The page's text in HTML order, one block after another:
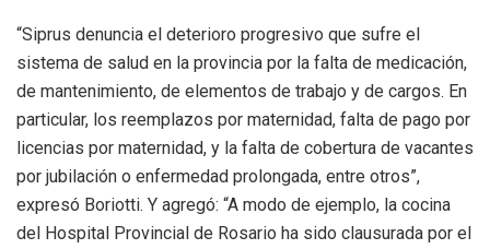
“Siprus denuncia el deterioro progresivo que sufre el
sistema de salud en la provincia por la falta de medicación,
de mantenimiento, de elementos de trabajo y de cargos. En
particular, los reemplazos por maternidad, falta de pago por
licencias por maternidad, y la falta de cobertura de vacantes
por jubilación o enfermedad prolongada, entre otros”,
expresó Boriotti. Y agregó: “A modo de ejemplo, la cocina
del Hospital Provincial de Rosario ha sido clausurada por el